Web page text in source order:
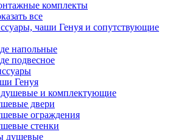
комплекты
все
чаши Генуя и сопутствующие
напольные
подвесное
Генуя
и комплектующие
двери
ограждения
стенки
душевые